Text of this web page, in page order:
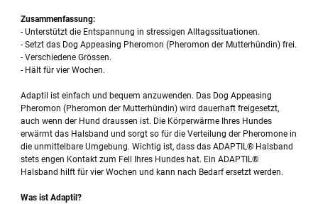
Zusammenfassung:
- Unterstützt die Entspannung in stressigen Alltagssituationen.
- Setzt das Dog Appeasing Pheromon (Pheromon der Mutterhündin) frei.
- Verschiedene Grössen.
- Hält für vier Wochen.
Adaptil ist einfach und bequem anzuwenden. Das Dog Appeasing
Pheromon (Pheromon der Mutterhündin) wird dauerhaft freigesetzt,
auch wenn der Hund draussen ist. Die Körperwärme Ihres Hundes
erwärmt das Halsband und sorgt so für die Verteilung der Pheromone in
die unmittelbare Umgebung. Wichtig ist, dass das ADAPTIL® Halsband
stets engen Kontakt zum Fell Ihres Hundes hat. Ein ADAPTIL®
Halsband hilft für vier Wochen und kann nach Bedarf ersetzt werden.
Was ist Adaptil?